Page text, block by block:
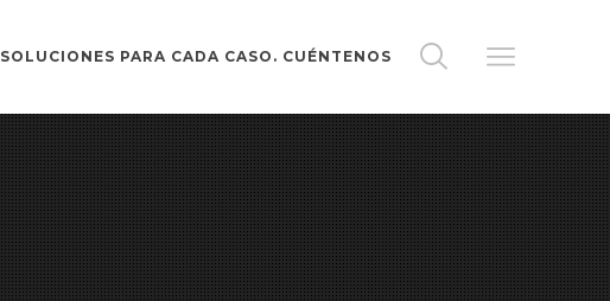
SOLUCIONES PARA CADA CASO. CUÉNTENOS